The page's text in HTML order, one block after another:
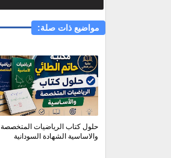
مواضيع ذات صلة:
حلول كتاب الرياضيات المتخصصة
والاساسية الشهادة السودانية